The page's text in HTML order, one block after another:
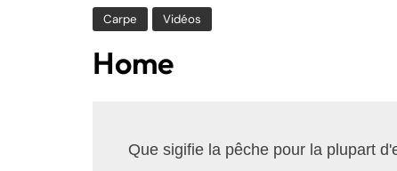
Carpe Vidéos
Home
Que sigifie la pêche pour la plupart